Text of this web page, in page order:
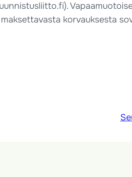
korvauksesta